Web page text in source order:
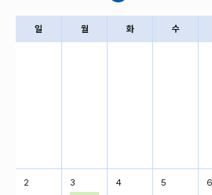
일 월 화 수
2
3
4 5 6